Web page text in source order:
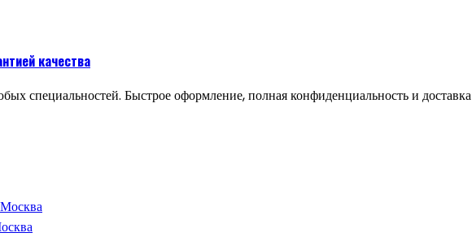
качества
специальностей. Быстрое оформление, полная конфиденциальность и доставка